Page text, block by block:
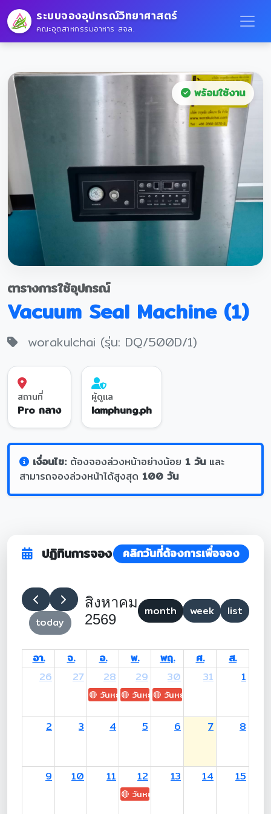
ระบบจองอุปกรณ์วิทยาศาสตร์
คณะอุตสาหกรรมอาหาร สจล.
พร้อมใช้งาน
ตารางการใช้อุปกรณ์
Vacuum Seal Machine (1)
worakulchai (รุ่น: DQ/500D/1)
สถานที่
Pro กลาง
ผู้ดูแล
lamphung.ph
เงื่อนไข:ต้องจองล่วงหน้าอย่างน้อย 1 วันและ
สามารถจองล่วงหน้าได้สูงสุด 100 วัน
ปฏิทินการจอง คลิกวันที่ต้องการเพื่อจอง
today
สิงหาคม
2569
month week list
อา. จ. อ. พ. พฤ. ศ.
ส.
26
27 28
🔴 วันหยุด: H.M. King Maha Vajiralongkorn's
29
🔴 วันหยุด: Asanha Bucha Day
30
🔴 วันหยุด: Buddhist Lent
31 1
2 3 4 5 6 7 8
9 10 11 12
🔴 วันหยุด: H.M. Queen Sirikit The
13 14 15